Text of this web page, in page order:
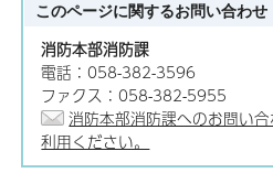
このページに関するお問い合わせ
消防本部消防課
電話：058-382-3596
ファクス：058-382-5955
消防本部消防課へのお問い
利用ください。